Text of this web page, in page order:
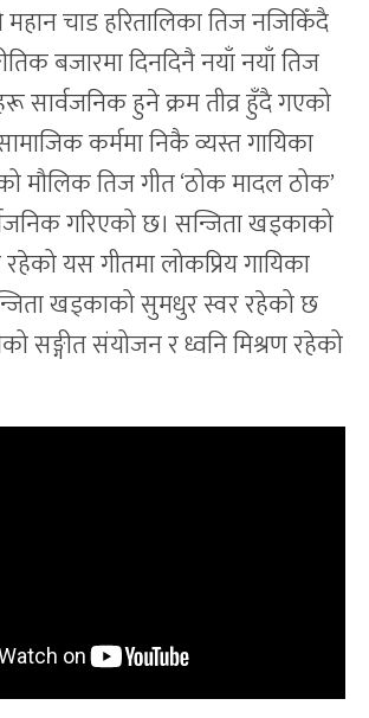
महान चाड हरितालिका तिज नजिकिँदै
बजारमा दिनदिनै नयाँ नयाँ तिज
सार्वजनिक हुने क्रम तीव्र हुँदै गएको
कर्ममा निकै व्यस्त गायिका
मौलिक तिज गीत ‘ठोक मादल ठोक’
गरिएको छ। सन्जिता खड्काको
यस गीतमा लोकप्रिय गायिका
खड्काको सुमधुर स्वर रहेको छ
सङ्गीत संयोजन र ध्वनि मिश्रण रहेको